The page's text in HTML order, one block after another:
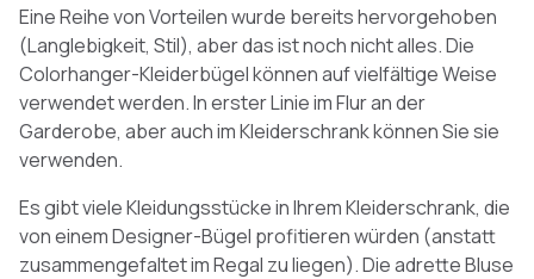
Eine Reihe von Vorteilen wurde bereits hervorgehoben
(Langlebigkeit, Stil), aber das ist noch nicht alles. Die
Colorhanger-Kleiderbügel können auf vielfältige Weise
verwendet werden. In erster Linie im Flur an der
Garderobe, aber auch im Kleiderschrank können Sie sie
verwenden.
Es gibt viele Kleidungsstücke in Ihrem Kleiderschrank, die
von einem Designer-Bügel profitieren würden (anstatt
zusammengefaltet im Regal zu liegen). Die adrette Bluse